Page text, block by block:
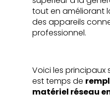
tout en améliorant
des appareils
professionnel.
Voici les principaux
est temps de
matériel réseau